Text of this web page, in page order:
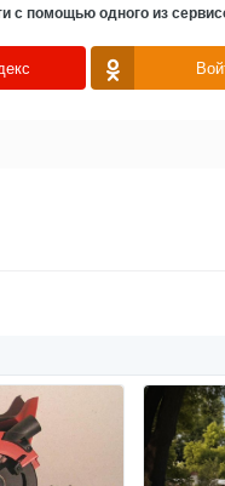
с помощью одного из